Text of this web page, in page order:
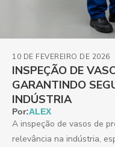
INSPEÇÃO DE
GARANTINDO
INDÚSTRIA
10 DE FEVEREIRO DE 2026
Por:ALEX
A inspeção de vasos de
relevância na indústria,